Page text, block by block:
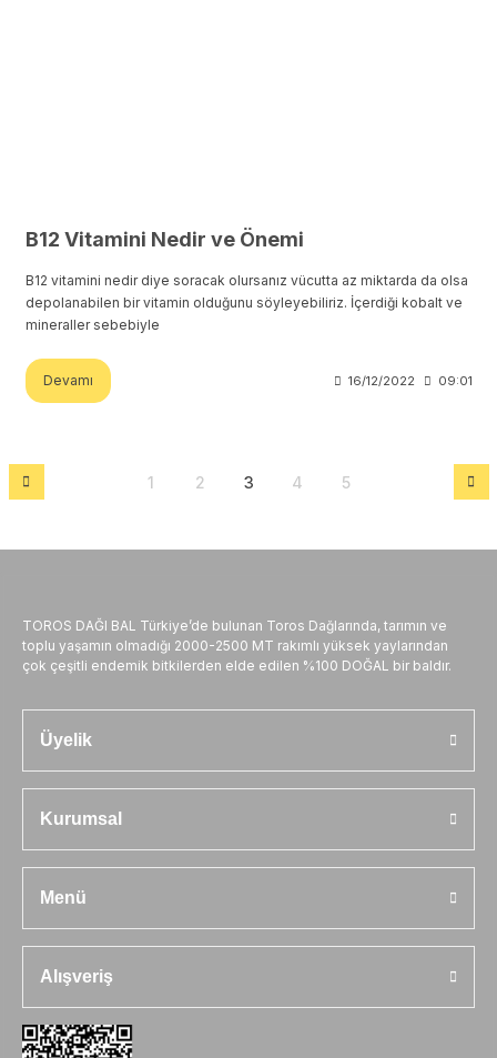
B12 Vitamini Nedir ve Önemi
B12 vitamini nedir diye soracak olursanız vücutta az miktarda da olsa
depolanabilen bir vitamin olduğunu söyleyebiliriz. İçerdiği kobalt ve
mineraller sebebiyle
Devamı 16/12/2022 09:01
1 2 3 4 5
TOROS DAĞI BAL Türkiye’de bulunan Toros Dağlarında, tarımın ve
toplu yaşamın olmadığı 2000-2500 MT rakımlı yüksek yaylarından
çok çeşitli endemik bitkilerden elde edilen %100 DOĞAL bir baldır.
Üyelik
Kurumsal
Menü
Alışveriş